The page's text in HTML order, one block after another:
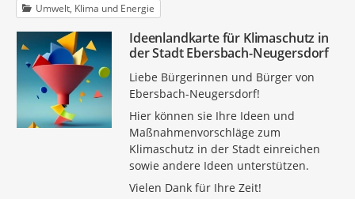
Umwelt, Klima und Energie
Ideenlandkarte für Klimaschutz in
der Stadt Ebersbach-Neugersdorf
Liebe Bürgerinnen und Bürger von
Ebersbach-Neugersdorf!
Hier können sie Ihre Ideen und
Maßnahmenvorschläge zum
Klimaschutz in der Stadt einreichen
sowie andere Ideen unterstützen.
Vielen Dank für Ihre Zeit!